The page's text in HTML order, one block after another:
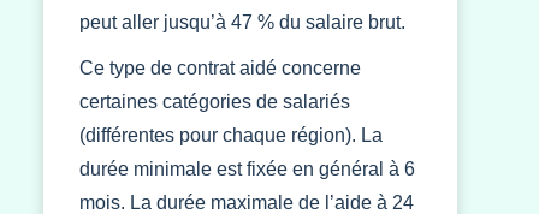
peut aller jusqu’à 47 % du salaire brut.
Ce type de contrat aidé concerne
certaines catégories de salariés
(différentes pour chaque région). La
durée minimale est fixée en général à 6
mois. La durée maximale de l’aide à 24